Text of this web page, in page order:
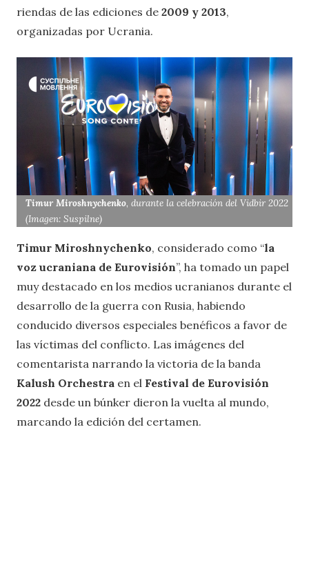
riendas de las ediciones de 2009 y 2013,
organizadas por Ucrania.
Timur Miroshnychenko, durante la celebración del Vidbir 2022
(Imagen: Suspilne)
Timur Miroshnychenko, considerado como “la
voz ucraniana de Eurovisión”, ha tomado un papel
muy destacado en los medios ucranianos durante el
desarrollo de la guerra con Rusia, habiendo
conducido diversos especiales benéficos a favor de
las víctimas del conflicto. Las imágenes del
comentarista narrando la victoria de la banda
Kalush Orchestra en el Festival de Eurovisión
2022 desde un búnker dieron la vuelta al mundo,
marcando la edición del certamen.